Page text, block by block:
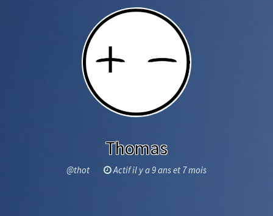
Thomas
@thot Actif il y a 9 ans et 7 mois